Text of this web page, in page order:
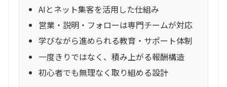
AIとネット集客を活用した仕組み
営業・説明・フォローは専門チームが対応
学びながら進められる教育・サポート体制
一度きりではなく、積み上がる報酬構造
初心者でも無理なく取り組める設計